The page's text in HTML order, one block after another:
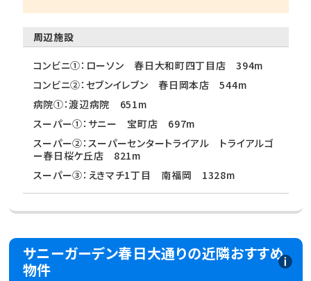
周辺施設
コンビニ①：ローソン 春日大和町四丁目店 394m
コンビニ②：セブンイレブン 春日岡本店 544m
病院①：渡辺病院 651m
スーパー①：サニー 宝町店 697m
スーパー②：スーパーセンタートライアル トライアルゴ
ー春日桜ケ丘店 821m
スーパー③：えきマチ1丁目 南福岡 1328m
サニーガーデン春日大通りの近隣おすすめ
物件